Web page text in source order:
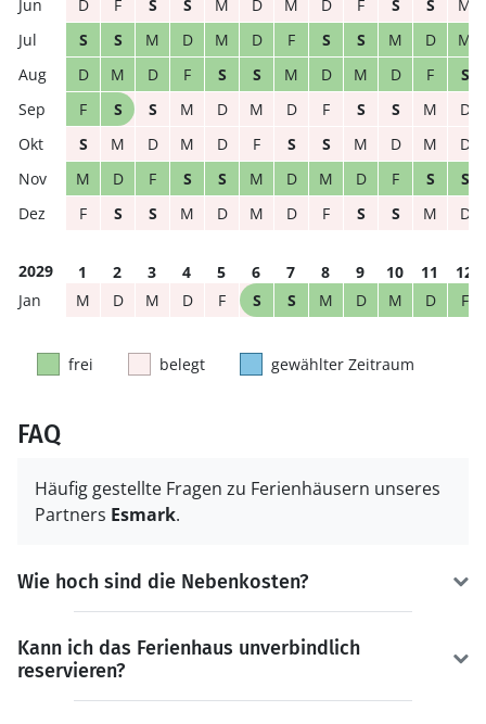
D F S S M D M D F S S
M
S
S M D M D F S S M D
M
D
M D F S S M D M D F
S
F
S S M D M D F S S M
D
S
M D M D F S S M D M
D
M
D F S S M D M D F S
S
F
S S M D M D F S S M D
2029 1 2 3 4 5 6 7 8 9 10 11
12
M
D M D F S S M D M D F
frei belegt gewählter Zeitraum
FAQ
Häufig gestellte Fragen zu Ferienhäusern unseres
Partners Esmark.
Wie hoch sind die Nebenkosten?
Kann ich das Ferienhaus unverbindlich
reservieren?